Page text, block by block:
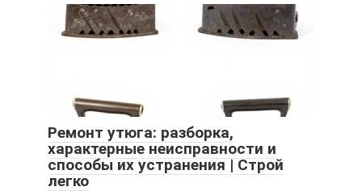
Ремонт утюга: разборка,
характерные неисправности и
способы их устранения | Строй
легко